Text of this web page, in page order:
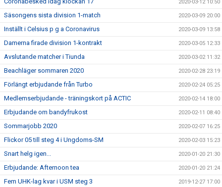
2020-03-12 10:50
Säsongens sista division 1-match 2020-03-09 20:00
Inställt i Celsius p g a Coronavirus 2020-03-09 13:58
Damerna firade division 1-kontrakt 2020-03-05 12:33
Avslutande matcher i Tiunda 2020-03-02 11:32
Beachläger sommaren 2020 2020-02-28 23:19
Förlängt erbjudande från Turbo 2020-02-24 05:25
Medlemserbjudande - träningskort på ACTIC 2020-02-14 18:00
Erbjudande om bandyfrukost 2020-02-11 08:40
Sommarjobb 2020 2020-02-07 16:25
Flickor 05 till steg 4 i Ungdoms-SM 2020-02-03 15:23
Snart helg igen... 2020-01-20 21:30
Erbjudande: Afternoon tea 2020-01-20 21:24
Fem UHK-lag kvar i USM steg 3 2019-12-27 17:00